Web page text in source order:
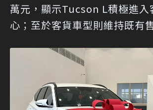
萬元，顯示Tucson L積極進入
心；至於客貨車型則維持既有